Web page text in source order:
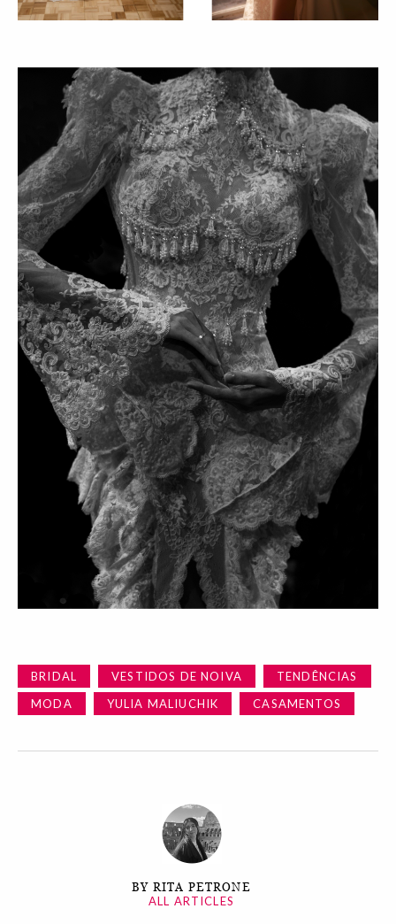
BRIDAL VESTIDOS DE NOIVA
TENDÊNCIAS
MODA
YULIA MALIUCHIK CASAMENTOS
BY RITA PETRONE
ALL ARTICLES